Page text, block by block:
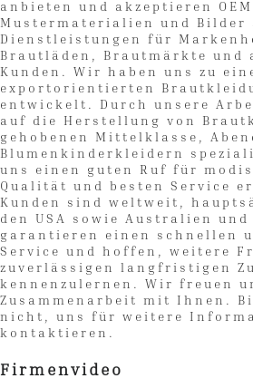
anbieten und akzeptieren
Mustermaterialien und Bilder
Dienstleistungen für
Brautläden, Brautmärkte und
Kunden. Wir haben uns zu
exportorientierten
entwickelt. Durch unsere
auf die Herstellung von
gehobenen Mittelklasse,
Blumenkinderkleidern
uns einen guten Ruf für
Qualität und besten Service
Kunden sind weltweit,
den USA sowie Australien
garantieren einen schnellen
Service und hoffen, weitere
zuverlässigen langfristigen
kennenzulernen. Wir freuen
Zusammenarbeit mit Ihnen.
nicht, uns für weitere
kontaktieren.
Firmenvideo